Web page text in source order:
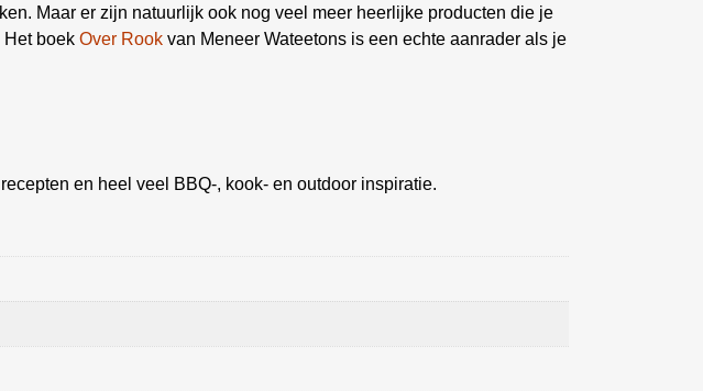
Maar er zijn natuurlijk ook nog veel meer heerlijke producten die je
Het boek Over Rook van Meneer Wateetons is een echte aanrader als je
en heel veel BBQ-, kook- en outdoor inspiratie.